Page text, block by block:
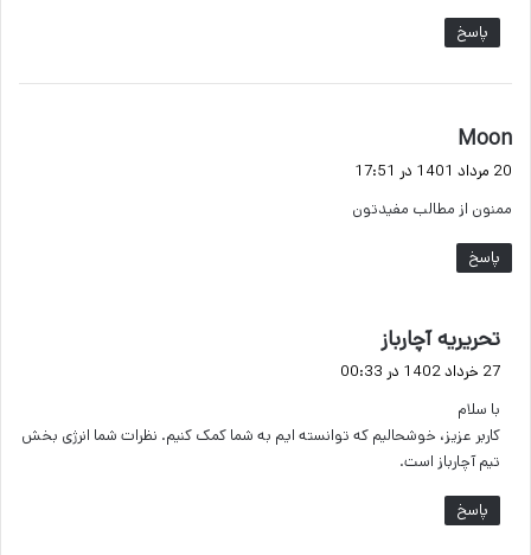
پاسخ
Moon
ف
:
20 مرداد 1401 در 17:51
ممنون از مطالب مفیدتون
پاسخ
تحریریه آچارباز
ف
27 خرداد 1402 در 00:33
با سلام
کاربر عزیز، خوشحالیم که توانسته ایم به شما کمک کنیم. نظرات شما انرژی بخش
تیم آچارباز است.
پاسخ